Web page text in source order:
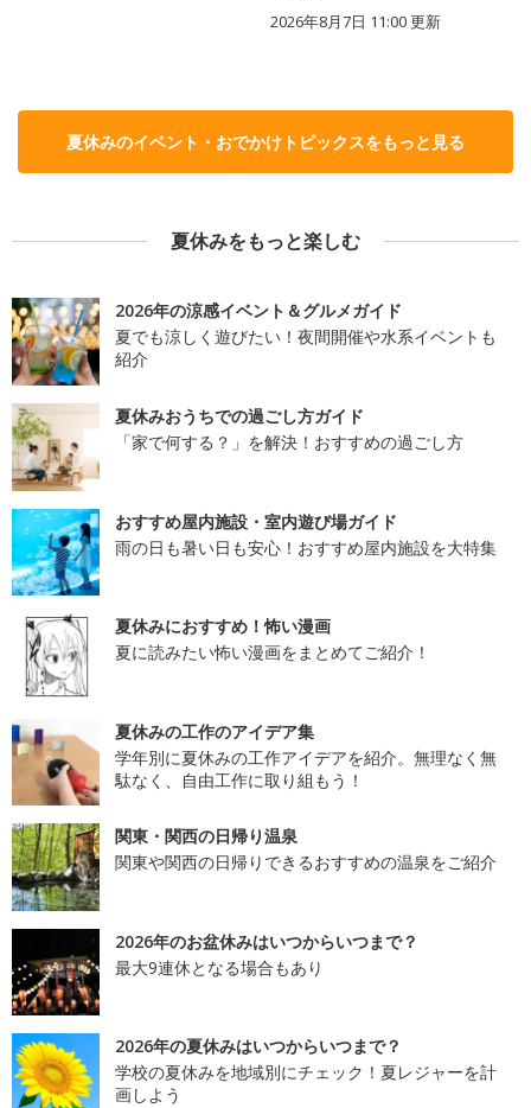
2026年8月7日 11:00更新
夏休みのイベント・おでかけトピックスをもっと見る
夏休みをもっと楽しむ
2026年の涼感イベント＆グルメガイド
夏でも涼しく遊びたい！夜間開催や水系イベントも
紹介
夏休みおうちでの過ごし方ガイド
「家で何する？」を解決！おすすめの過ごし方
おすすめ屋内施設・室内遊び場ガイド
雨の日も暑い日も安心！おすすめ屋内施設を大特集
夏休みにおすすめ！怖い漫画
夏に読みたい怖い漫画をまとめてご紹介！
夏休みの工作のアイデア集
学年別に夏休みの工作アイデアを紹介。無理なく無
駄なく、自由工作に取り組もう！
関東・関西の日帰り温泉
関東や関西の日帰りできるおすすめの温泉をご紹介
2026年のお盆休みはいつからいつまで？
最大9連休となる場合もあり
2026年の夏休みはいつからいつまで？
学校の夏休みを地域別にチェック！夏レジャーを計
画しよう